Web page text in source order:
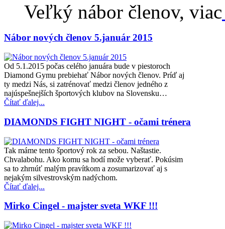
Veľký nábor členov, viac
Nábor nových členov 5.január 2015
Od 5.1.2015 počas celého januára bude v piestoroch
Diamond Gymu prebiehať Nábor nových členov. Príď aj
ty medzi Nás, si zatrénovať medzi členov jedného z
najúspešnejších športových klubov na Slovensku…
Čítať ďalej...
DIAMONDS FIGHT NIGHT - očami trénera
Tak máme tento športový rok za sebou. Naštastie.
Chvalabohu. Ako komu sa hodí može vyberať. Pokúsim
sa to zhrnúť malým pravítkom a zosumarizovať aj s
nejakým silvestrovským nadýchom.
Čítať ďalej...
Mirko Cingel - majster sveta WKF !!!